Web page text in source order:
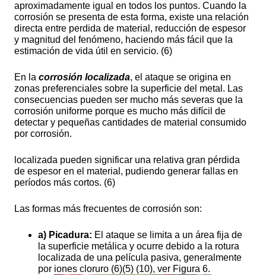
aproximadamente igual en todos los puntos. Cuando la
corrosión se presenta de esta forma, existe una relación
directa entre perdida de material, reducción de espesor
y magnitud del fenómeno, haciendo más fácil que la
estimación de vida útil en servicio. (6)
En la corrosión localizada, el ataque se origina en
zonas preferenciales sobre la superficie del metal. Las
consecuencias pueden ser mucho más severas que la
corrosión uniforme porque es mucho más difícil de
detectar y pequeñas cantidades de material consumido
por corrosión.
localizada pueden significar una relativa gran pérdida
de espesor en el material, pudiendo generar fallas en
períodos más cortos. (6)
Las formas más frecuentes de corrosión son:
a) Picadura: El ataque se limita a un área fija de
la superficie metálica y ocurre debido a la rotura
localizada de una película pasiva, generalmente
por iones cloruro (6)(5) (10), ver Figura 6.